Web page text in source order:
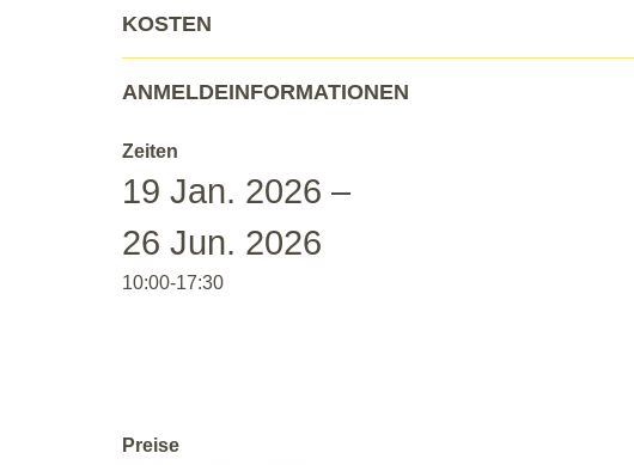
KOSTEN
ANMELDEINFORMATIONEN
Zeiten
19 Jan. 2026 –
26 Jun. 2026
10:00-17:30
Preise